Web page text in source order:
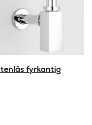
fyrkantig